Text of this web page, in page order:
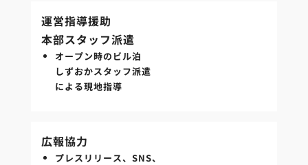
運営指導援助
本部スタッフ派遣
オープン時のビル泊
しずおかスタッフ派遣
による現地指導
広報協力
プレスリリース、SNS、